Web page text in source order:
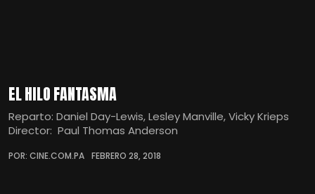
EL HILO FANTASMA
Reparto: Daniel Day-Lewis, Lesley Manville, Vicky Krieps
Director: Paul Thomas Anderson
POR: CINE.COM.PA FEBRERO 28, 2018